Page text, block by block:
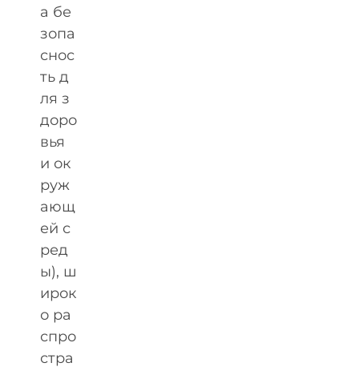
а бе
зопа
снос
ть д
ля з
доро
вья
и ок
руж
ающ
ей с
ред
ы), ш
ирок
о ра
спро
стра